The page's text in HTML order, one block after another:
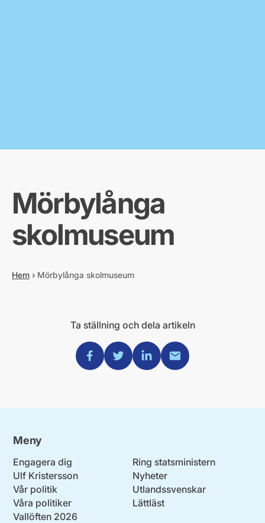
Mörbylånga
skolmuseum
Hem › Mörbylånga skolmuseum
Ta ställning och dela artikeln
Dela via Facebook
Dela via Twitter
Dela via Linkedin
Dela via Mail
Meny
Engagera dig
Ulf Kristersson
Vår politik
Våra politiker
Vallöften 2026
Ring statsministern
Nyheter
Utlandssvenskar
Lättläst